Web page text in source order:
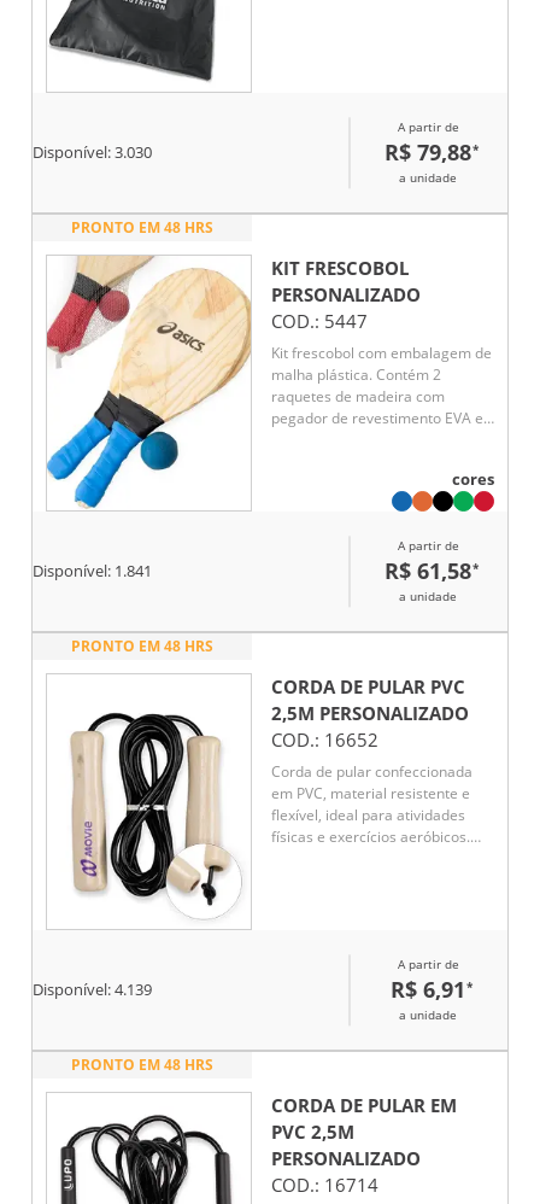
Disponível:3.030
A partir de
R$ 79,88*
a unidade
PRONTO EM 48 HRS
KIT FRESCOBOL
PERSONALIZADO
COD.: 5447
Kit frescobol com embalagem de
malha plástica. Contém 2
raquetes de madeira com
pegador de revestimento EVA e
cores
Disponível: 1.841
A partir de
R$ 61,58*
a unidade
PRONTO EM 48 HRS
CORDA DE PULAR PVC
2,5M PERSONALIZADO
COD.: 16652
Corda de pular confeccionada
em PVC, material resistente e
flexível, ideal para atividades
físicas e exercícios aeróbicos.
diferentes níveis de prática,
contribuindo para treinos
dinâmicos e momentos de lazer.
Disponível:4.139
A partir de
R$ 6,91 *
a unidade
PRONTO EM 48 HRS
CORDA DE PULAR EM
PVC 2,5M
PERSONALIZADO
COD.: 16714